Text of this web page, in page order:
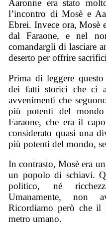
Aaronne era stato
l’incontro di Mosè e
Ebrei. Invece ora, Mosè
dal Faraone, e nel
comandargli di lasciare
deserto per offrire
Prima di leggere
dei fatti storici che ci
avvenimenti che
più potenti del
Faraone, che era il
considerato quasi una
più potenti del mondo,
In contrasto, Mosè era
un popolo di schiavi.
politico, né
Umanamente, non
Ricordiamo però che
metro umano.